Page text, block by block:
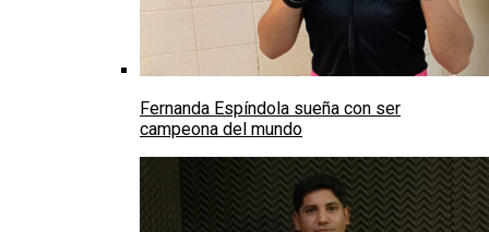
Fernanda Espíndola sueña con ser
campeona del mundo